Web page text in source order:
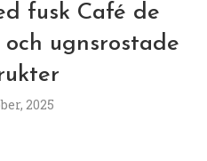
fusk Café de
ugnsrostade
2025